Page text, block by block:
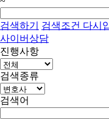
검색하기
검색조건 다시
사이버상담
진행사항
검색종류
검색어